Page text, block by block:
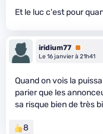
Et le luc c'est pour
iridium77 Premium
Le 16 janvier à 21h41
Quand on vois la
parier que les
sa risque bien de très
8